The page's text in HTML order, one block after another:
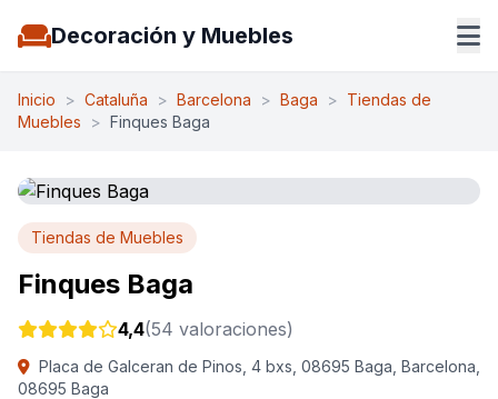
Decoración y Muebles
Inicio > Cataluña > Barcelona > Baga > Tiendas de
Muebles
> Finques Baga
Tiendas de Muebles
Finques Baga
4,4(54 valoraciones)
Placa de Galceran de Pinos, 4 bxs, 08695 Baga, Barcelona,
08695 Baga